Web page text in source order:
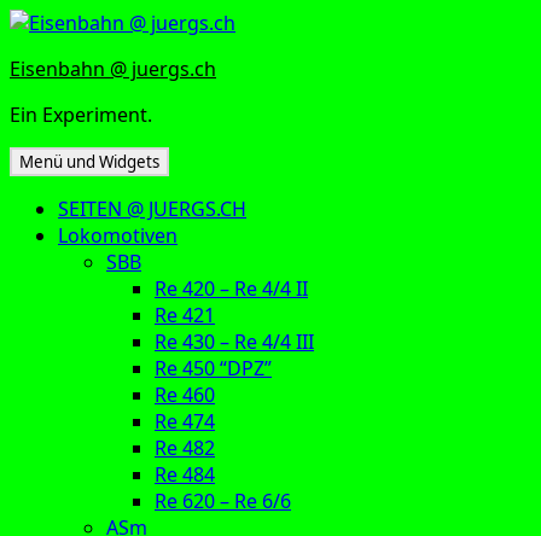
Zum
springen
Eisenbahn @ juergs.ch
Ein Experiment.
Menü und Widgets
SEITEN @ JUERGS.CH
Lokomotiven
SBB
Re 420 – Re 4/4 II
Re 421
Re 430 – Re 4/4 III
Re 450 “DPZ”
Re 460
Re 474
Re 482
Re 484
Re 620 – Re 6/6
ASm